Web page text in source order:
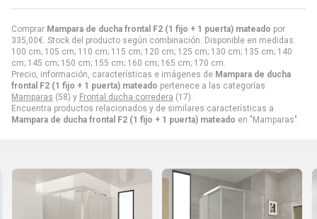
Comprar Mampara de ducha frontal F2 (1 fijo + 1 puerta) mateado por
335,00€ . Stock del producto según combinación. Disponible en medidas:
100 cm; 105 cm; 110 cm; 115 cm; 120 cm; 125 cm; 130 cm; 135 cm; 140
cm; 145 cm; 150 cm; 155 cm; 160 cm; 165 cm; 170 cm.
Precio, información, características e imágenes de Mampara de ducha
frontal F2 (1 fijo + 1 puerta) mateado pertenece a las categorías
Mamparas (58) y Frontal ducha corredera (17).
Encuentra productos relacionados y de similares características a
Mampara de ducha frontal F2 (1 fijo + 1 puerta) mateado en "Mamparas".